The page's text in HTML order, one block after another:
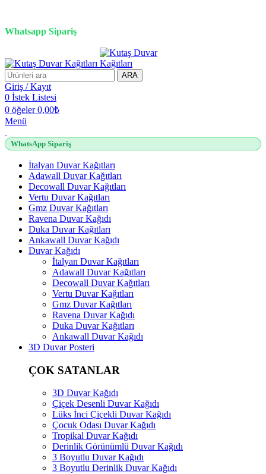
Whatsapp Sipariş
ARA
Giriş / Kayıt
0 İstek Listesi
0 öğeler 0,00₺
Menü
WhatsApp Sipariş
İtalyan Duvar Kağıtları
Adawall Duvar Kağıtları
Decowall Duvar Kağıtları
Vertu Duvar Kağıtları
Gmz Duvar Kağıtları
Ravena Duvar Kağıdı
Duka Duvar Kağıtları
Ankawall Duvar Kağıdı
Duvar Kağıdı
İtalyan Duvar Kağıtları
Adawall Duvar Kağıtları
Decowall Duvar Kağıtları
Vertu Duvar Kağıtları
Gmz Duvar Kağıtları
Ravena Duvar Kağıdı
Duka Duvar Kağıtları
Ankawall Duvar Kağıdı
3D Duvar Posteri
ÇOK SATANLAR
3D Duvar Kağıdı
Çiçek Desenli Duvar Kağıdı
Lüks İnci Çiçekli Duvar Kağıdı
Çocuk Odası Duvar Kağıdı
Tropikal Duvar Kağıdı
Derinlik Görünümlü Duvar Kağıdı
3 Boyutlu Duvar Kağıdı
3 Boyutlu Derinlik Duvar Kağıdı